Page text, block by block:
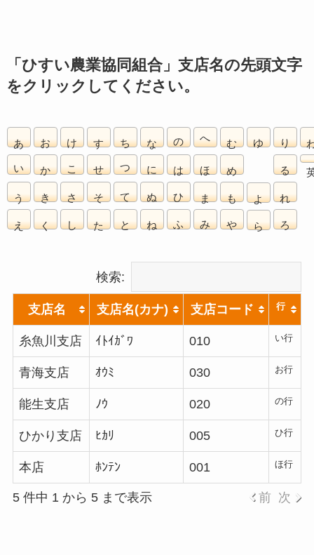
「ひすい農業協同組合」支店名の先頭文字
をクリックしてください。
あ
い
う
え
お
か
き
く
け
こ
さ
し
す
せ
そ
た
ち
つ
て
と
な
に
ぬ
ね
の
は
ひ
ふ
へ
ほ
ま
み
む
め
も
や
ゆ
よ
ら
り
る
れ
ろ
検索:
支店名 支店名(カナ) 支店コード 行
糸魚川支店 ｲﾄｲｶﾞﾜ 010 い行
青海支店 ｵｳﾐ 030 お行
能生支店 ﾉｳ 020 の行
ひかり支店 ﾋｶﾘ 005 ひ行
本店 ﾎﾝﾃﾝ 001 ほ行
5 件中 1 から 5 まで表示 前 次